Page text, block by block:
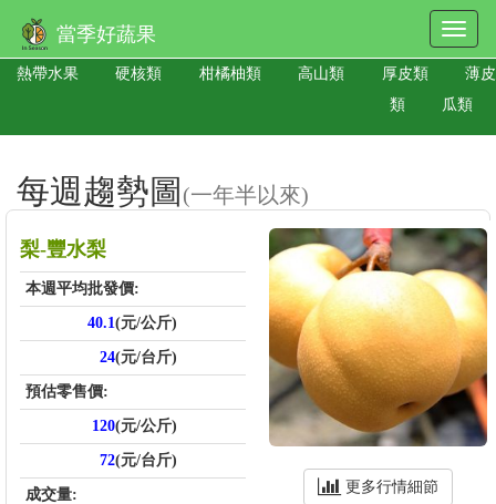
當季好蔬果
熱帶水果 硬核類 柑橘柚類 高山類 厚皮類
薄皮
類
瓜類
每週趨勢圖 (一年半以來)
梨-豐水梨
本週平均批發價:
40.1(元/公斤)
24(元/台斤)
預估零售價:
120(元/公斤)
72(元/台斤)
成交量: 更多行情細節